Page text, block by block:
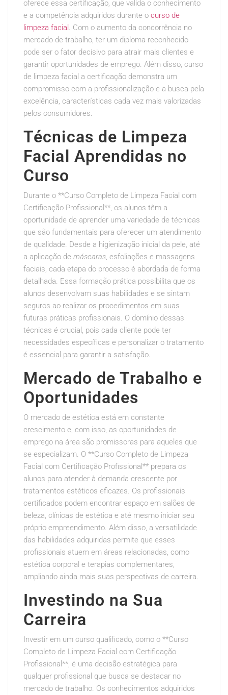
oferece essa certificação, que valida o conhecimento
e a competência adquiridos durante o curso de
limpeza facial
. Com o aumento da concorrência no
mercado de trabalho, ter um diploma reconhecido
pode ser o fator decisivo para atrair mais clientes e
garantir oportunidades de emprego. Além disso, curso
de limpeza facial a certificação demonstra um
compromisso com a profissionalização e a busca pela
excelência, características cada vez mais valorizadas
pelos consumidores.
Técnicas de Limpeza
Facial Aprendidas no
Curso
Durante o **Curso Completo de Limpeza Facial com
Certificação Profissional**, os alunos têm a
oportunidade de aprender uma variedade de técnicas
que são fundamentais para oferecer um atendimento
de qualidade. Desde a higienização inicial da pele, até
a aplicação de máscaras , esfoliações e massagens
faciais, cada etapa do processo é abordada de forma
detalhada. Essa formação prática possibilita que os
alunos desenvolvam suas habilidades e se sintam
seguros ao realizar os procedimentos em suas
futuras práticas profissionais. O domínio dessas
técnicas é crucial, pois cada cliente pode ter
necessidades específicas e personalizar o tratamento
é essencial para garantir a satisfação.
Mercado de Trabalho e
Oportunidades
O mercado de estética está em constante
crescimento e, com isso, as oportunidades de
emprego na área são promissoras para aqueles que
se especializam. O **Curso Completo de Limpeza
Facial com Certificação Profissional** prepara os
alunos para atender à demanda crescente por
tratamentos estéticos eficazes. Os profissionais
certificados podem encontrar espaço em salões de
beleza, clínicas de estética e até mesmo iniciar seu
próprio empreendimento. Além disso, a versatilidade
das habilidades adquiridas permite que esses
profissionais atuem em áreas relacionadas, como
estética corporal e terapias complementares,
ampliando ainda mais suas perspectivas de carreira.
Investindo na Sua
Carreira
Investir em um curso qualificado, como o **Curso
Completo de Limpeza Facial com Certificação
Profissional**, é uma decisão estratégica para
qualquer profissional que busca se destacar no
mercado de trabalho. Os conhecimentos adquiridos